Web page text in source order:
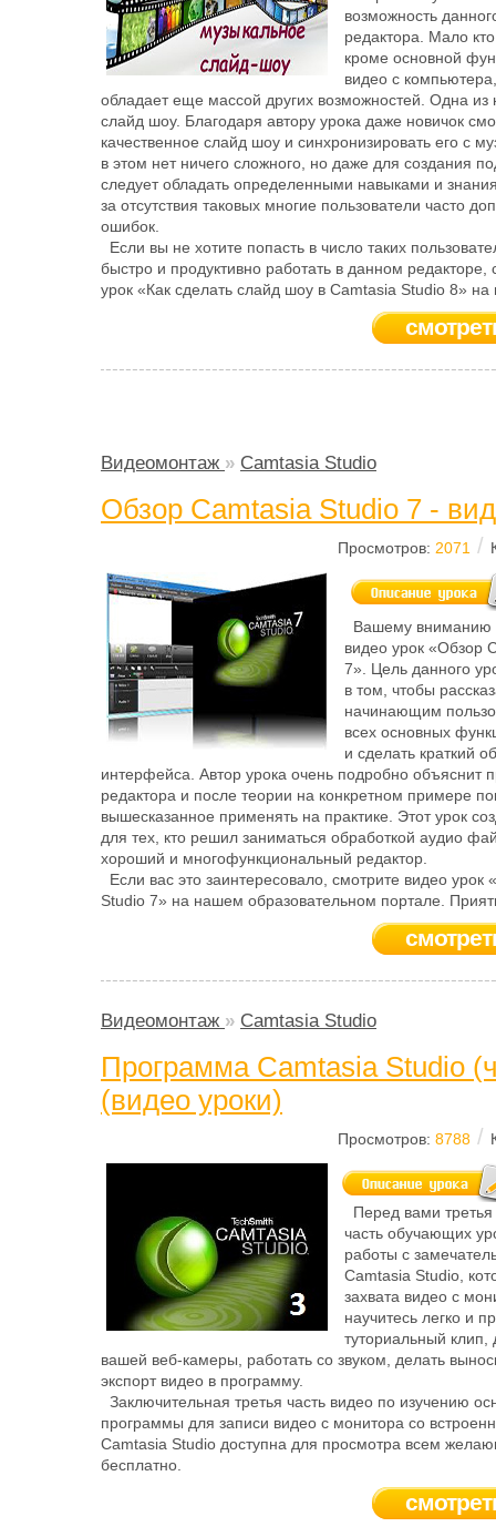
возможность
редактора. Мало кто
кроме основной
видео с
обладает еще массой других возможностей. Одна из
слайд шоу. Благодаря автору урока даже новичок
качественное слайд шоу и синхронизировать его с
в этом нет ничего сложного, но даже для создания
следует обладать определенными навыками и
за отсутствия таковых многие пользователи часто
ошибок.
Если вы не хотите попасть в число таких
быстро и продуктивно работать в данном редакторе,
урок «Как сделать слайд шоу в Camtasia Studio 8»
Видеомонтаж » Camtasia Studio
Обзор Camtasia Studio 7 -
Просмотров: 2071 /
Вашему вниманию
видео урок «Обзор
7». Цель данного
в том, чтобы
начинающим
всех основных
и сделать краткий
интерфейса. Автор урока очень подробно объяснит
редактора и после теории на конкретном примере
вышесказанное применять на практике. Этот урок
для тех, кто решил заниматься обработкой аудио
хороший и многофункциональный редактор.
Если вас это заинтересовало, смотрите видео урок
Studio 7» на нашем образовательном портале.
Видеомонтаж » Camtasia Studio
Программа Camtasia Studio
(видео уроки)
Просмотров: 8788 /
Перед вами
часть обучающих
работы с
Camtasia Studio,
захвата видео с
научитесь легко и
туториальный клип,
вашей веб-камеры, работать со звуком, делать
экспорт видео в программу.
Заключительная третья часть видео по изучению
программы для записи видео с монитора со
Camtasia Studio доступна для просмотра всем
бесплатно.